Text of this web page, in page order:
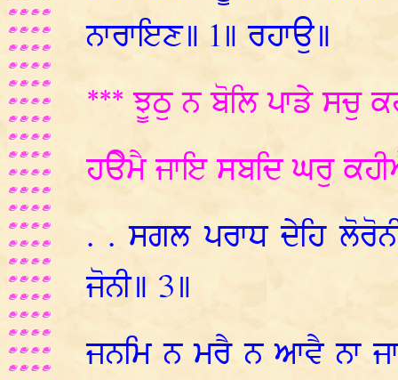
ਨਾਰਾਇਣ॥ 1॥ ਰਹਾਉ॥
*** ਝੂਠੁ ਨ ਬੋਲਿ ਪਾਡੇ ਸਚੁ
ਹੳੇਮੈ ਜਾਇ ਸਬਦਿ ਘਰੁ
. . ਸਗਲ ਪਰਾਧ ਦੇਹਿ
ਜੋਨੀ॥ 3॥
ਜਨਮਿ ਨ ਮਰੈ ਨ ਆਵੈ ਨਾ